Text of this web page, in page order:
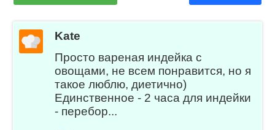
Kate
Просто вареная индейка с
овощами, не всем понравится, но я
такое люблю, диетично)
Единственное - 2 часа для индейки
- перебор...